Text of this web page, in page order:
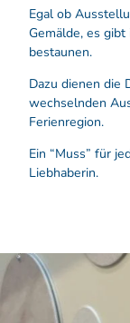
Egal ob
Gemälde, es
bestaunen.
Dazu dienen die
wechselnden
Ferienregion.
Ein “Muss” für
Liebhaberin.